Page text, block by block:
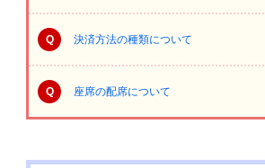
Q 決済方法の種類について
Q 座席の配席について